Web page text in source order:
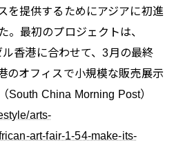
を提供するためにアジアに初進
。最初のプロジェクトは、
香港に合わせて、3月の最終
のオフィスで小規模な販売展示
South China Morning Post）
arts-
art-fair-1-54-make-its-